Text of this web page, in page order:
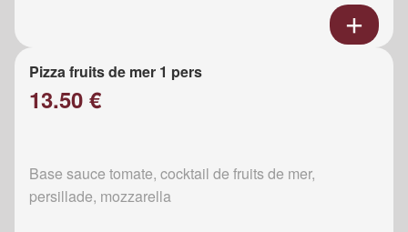
Pizza fruits de mer 1 pers
13.50 €
Base sauce tomate, cocktail de fruits de mer,
persillade, mozzarella